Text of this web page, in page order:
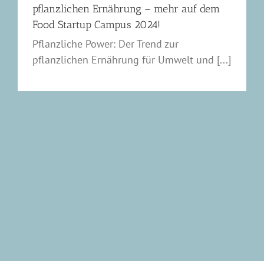
pflanzlichen Ernährung – mehr auf dem
Food Startup Campus 2024!
Pflanzliche Power: Der Trend zur
pflanzlichen Ernährung für Umwelt und [...]